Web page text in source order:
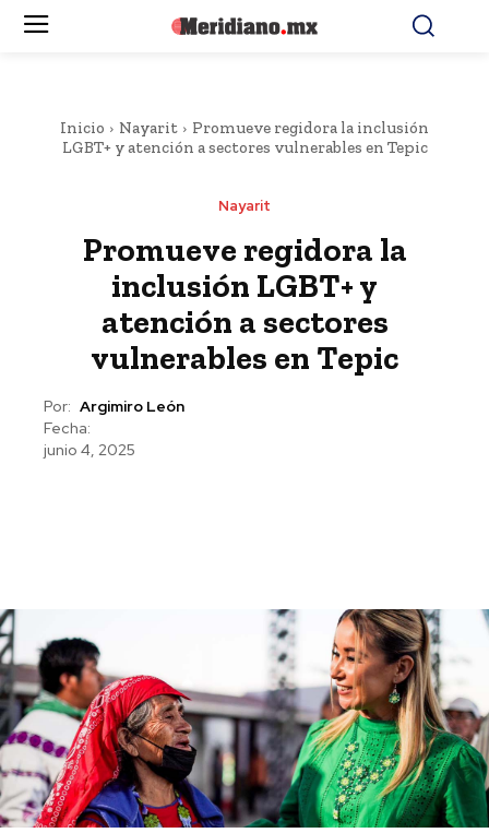
Inicio Nayarit
Promueve regidora la inclusión
LGBT+ y atención a sectores vulnerables en Tepic
Nayarit
Promueve regidora la
inclusión LGBT+ y
atención a sectores
vulnerables en Tepic
Por: Argimiro León
Fecha:
junio 4, 2025